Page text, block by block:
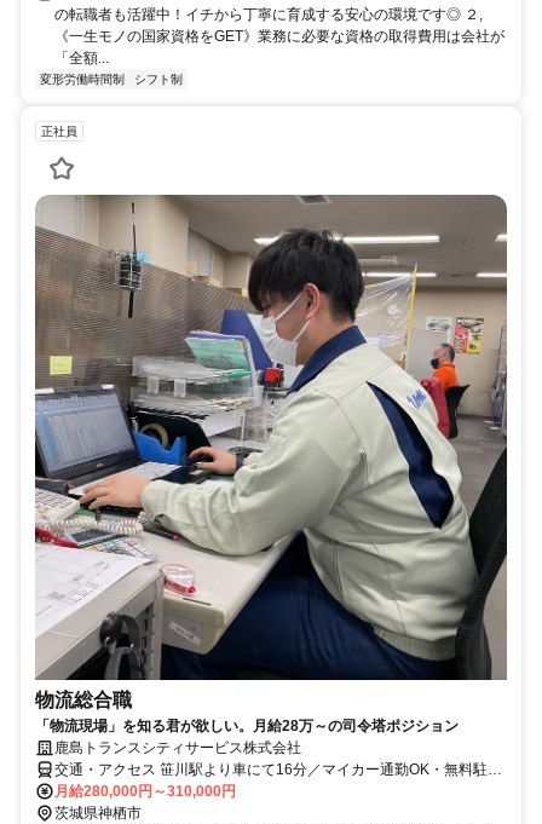
の転職者も活躍中！イチから丁寧に育成する安心の環境です◎ ２,
《一生モノの国家資格をGET》業務に必要な資格の取得費用は会社が
「全額...
変形労働時間制 シフト制
正社員
物流総合職
「物流現場」を知る君が欲しい。月給28万～の司令塔ポジション
鹿島トランスシティサービス株式会社
交通・アクセス 笹川駅より車にて16分／マイカー通勤OK・無料駐車
場完備
月給280,000円～310,000円
茨城県神栖市